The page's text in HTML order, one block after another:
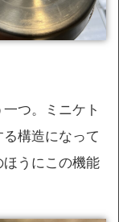
つ。ミニケト
構造になって
うにこの機能